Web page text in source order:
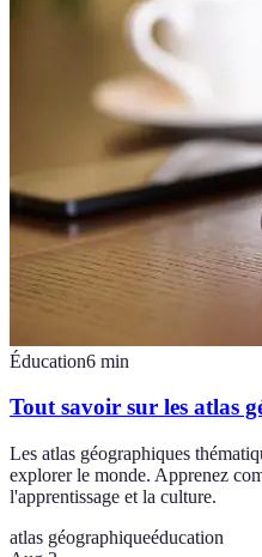
Éducation6 min
Tout savoir sur les atlas
Les atlas géographiques
explorer le monde. Apprenez
l'apprentissage et la culture.
atlas géographiqueéducation